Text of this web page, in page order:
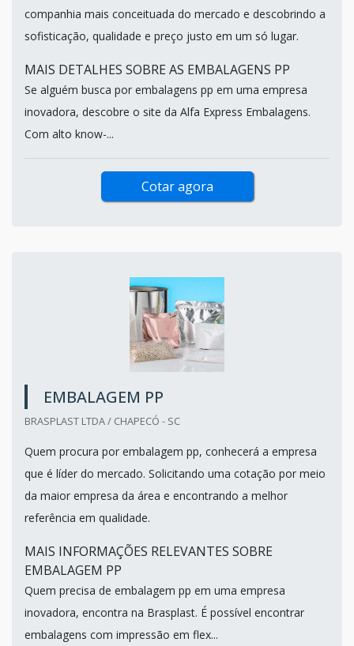
companhia mais conceituada do mercado e descobrindo a
sofisticação, qualidade e preço justo em um só lugar.
MAIS DETALHES SOBRE AS EMBALAGENS PP
Se alguém busca por embalagens pp em uma empresa
inovadora, descobre o site da Alfa Express Embalagens.
Com alto know-...
Cotar agora
EMBALAGEM PP
BRASPLAST LTDA / CHAPECÓ - SC
Quem procura por embalagem pp, conhecerá a empresa
que é líder do mercado. Solicitando uma cotação por meio
da maior empresa da área e encontrando a melhor
referência em qualidade.
MAIS INFORMAÇÕES RELEVANTES SOBRE
EMBALAGEM PP
Quem precisa de embalagem pp em uma empresa
inovadora, encontra na Brasplast. É possível encontrar
embalagens com impressão em flex...